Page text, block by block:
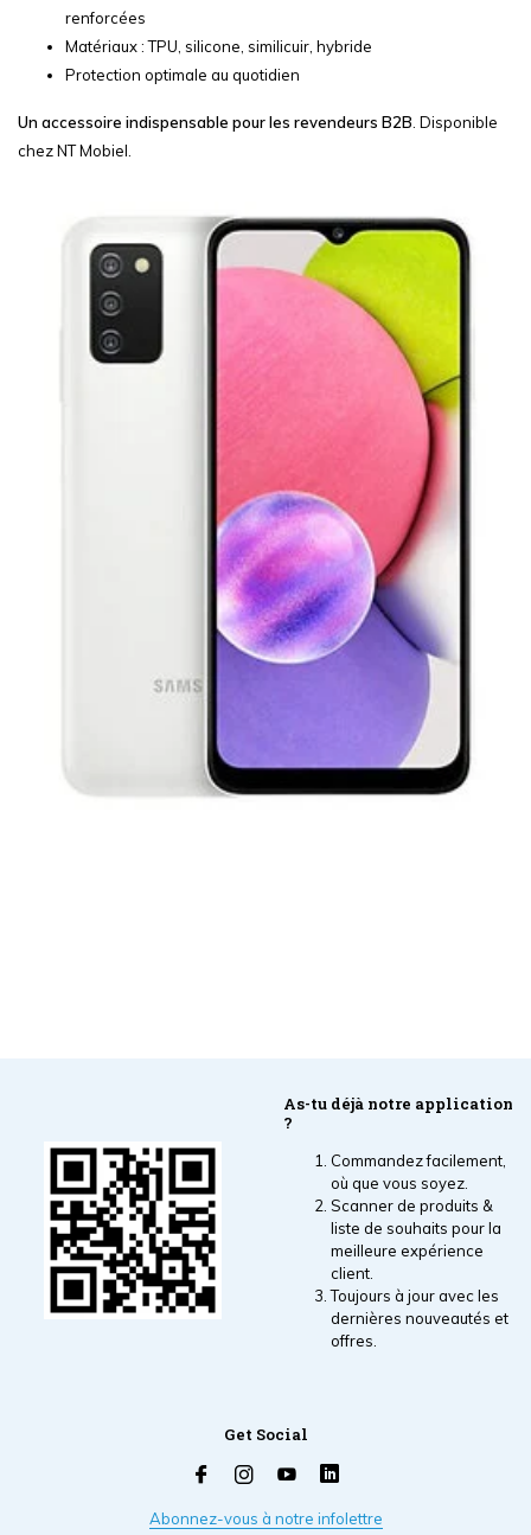
renforcées
Matériaux : TPU, silicone, similicuir, hybride
Protection optimale au quotidien
Un accessoire indispensable pour les revendeurs B2B . Disponible
chez NT Mobiel.
As-tu déjà notre application
?
Commandez facilement,
où que vous soyez.
Scanner de produits &
liste de souhaits pour la
meilleure expérience
client.
Toujours à jour avec les
dernières nouveautés et
offres.
Get Social
Abonnez-vous à notre infolettre